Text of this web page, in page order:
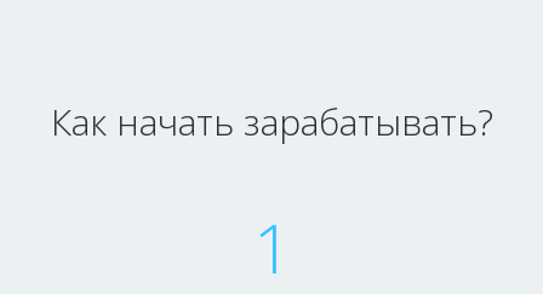
Как начать зарабатывать?
1